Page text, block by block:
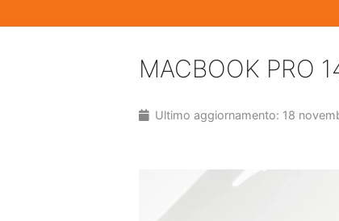
MACBOOK PRO
Ultimo aggiornamento: 18